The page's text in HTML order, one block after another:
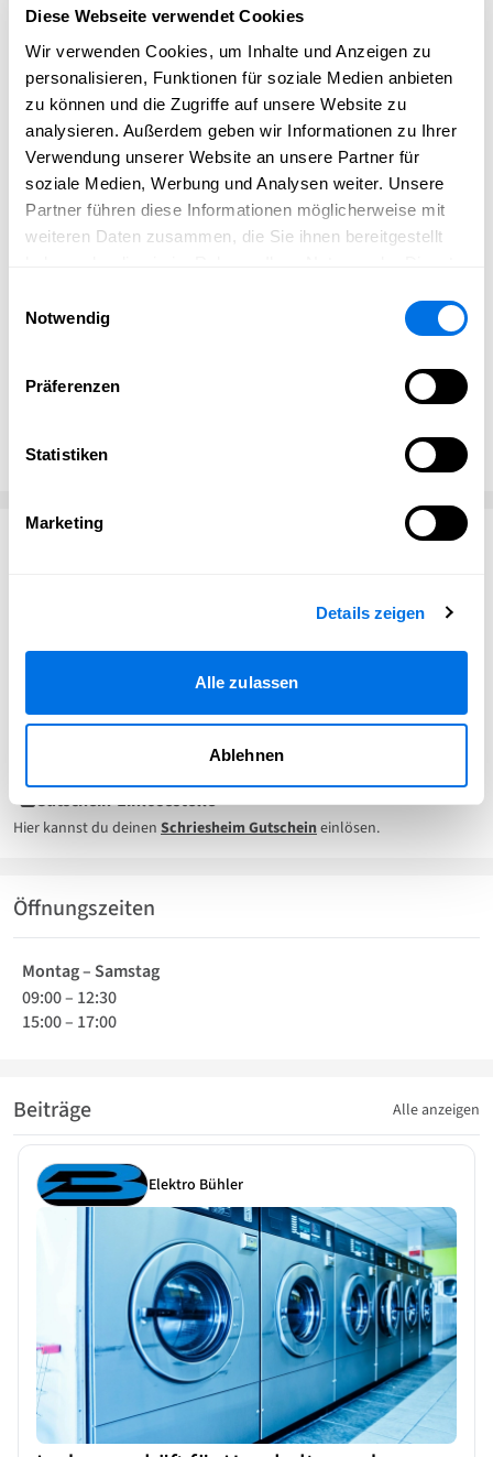
Diese Webseite verwendet Cookies
Wir verwenden Cookies, um Inhalte und Anzeigen zu
personalisieren, Funktionen für soziale Medien anbieten
zu können und die Zugriffe auf unsere Website zu
analysieren. Außerdem geben wir Informationen zu Ihrer
Verwendung unserer Website an unsere Partner für
soziale Medien, Werbung und Analysen weiter. Unsere
Partner führen diese Informationen möglicherweise mit
weiteren Daten zusammen, die Sie ihnen bereitgestellt
Notwendig
Präferenzen
Statistiken
Marketing
Details zeigen
Alle zulassen
Ablehnen
ELEKTROINSTALLATIONEN UND
GEBÄUDETECHNIK
Von der einfachen Steckdose bis hin zu kompletten
Elektroinstallation von Neubauten oder
Sanierungsobjekten - wir sind Ihr Meisterbetrieb. Darüber
hinaus setzen wir die enormen Möglichkeiten der
modernen Gebäudetechnik dafür ein, um Sicherheit und
Energieeffizienz zu optimieren. Sprechen Sie uns einfach
an, wir entwickeln ein auf Ihre Bedürfnisse und
Selbstverständlich übernehmen wir die komplette
Planung, die Realisierung und bei Bedarf auch kleine
zuverlässig.
info@buehlerelektro.de
www.hausgeraete-buehler-schriesheim.de
Gutschein-Einlösestelle
Hier kannst du deinen Schriesheim Gutscheineinlösen.
Öffnungszeiten
Montag – Samstag
09:00– 12:30
15:00– 17:00
Beiträge Alle anzeigen
Elektro Bühler